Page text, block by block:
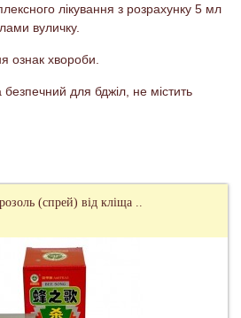
лікування з розрахунку 5 мл
вуличку.
ознак хвороби.
для бджіл, не містить
(спрей) від кліща ..